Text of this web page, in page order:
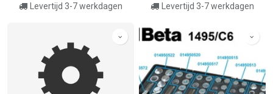
Levertijd 3-7 werkdagen Levertijd 3-7 werkdagen